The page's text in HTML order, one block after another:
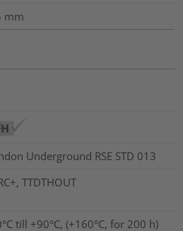
mm
Underground RSE STD 013
TTDTHOUT
till +90°C, (+160°C, for 200 h)